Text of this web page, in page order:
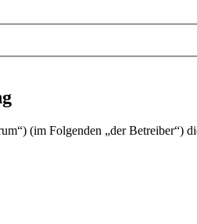
(im Folgenden „der Betreiber“)